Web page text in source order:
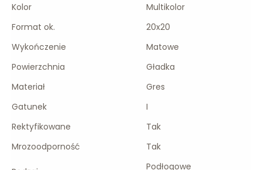
Kolor
Multikolor
Format ok.
20x20
Wykończenie
Matowe
Powierzchnia
Gładka
Materiał
Gres
Gatunek
I
Rektyfikowane
Tak
Mrozoodporność
Tak
Podłogowe